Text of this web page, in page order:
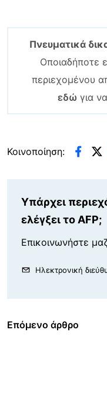
Πνευματικά
Οποιαδήποτε
περιεχομένου
εδώ για
Κοινοποίηση:
Υπάρχει
ελέγξει το AFP;
Επικοινωνήστε
Ηλεκτρονική
Επόμενο άρθρο